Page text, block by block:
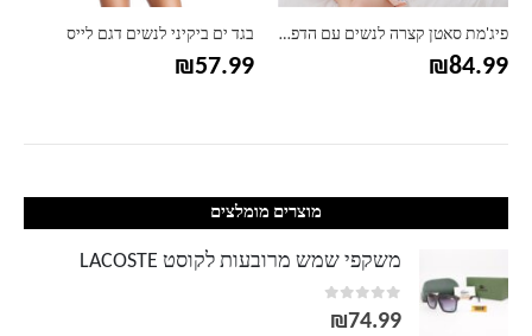
פיג'מת סאטן קצרה לנשים עם הדפסים
₪84.99
בגד ים ביקיני לנשים דגם לייס
₪57.99
מוצרים מומלצים
משקפי שמש מרובעות לקוסט LACOSTE
0
out of 5
₪74.99